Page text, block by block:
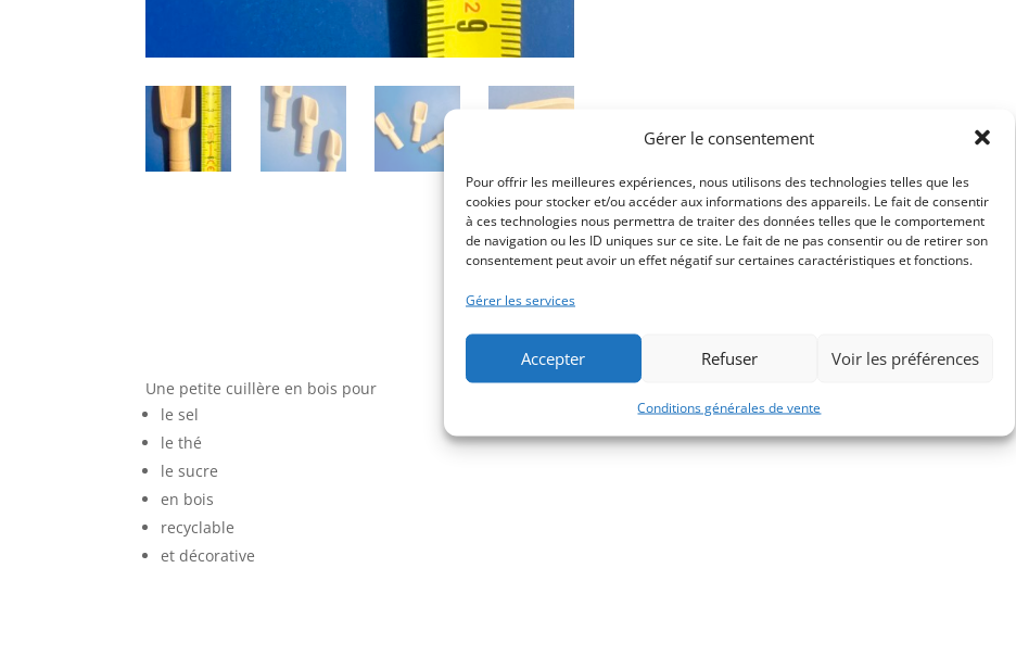
Gérer le consentement
Pour offrir les meilleures expériences, nous utilisons des technologies telles que les
cookies pour stocker et/ou accéder aux informations des appareils. Le fait de consentir
à ces technologies nous permettra de traiter des données telles que le comportement
de navigation ou les ID uniques sur ce site. Le fait de ne pas consentir ou de retirer son
consentement peut avoir un effet négatif sur certaines caractéristiques et fonctions.
Gérer les services
Accepter Refuser Voir les préférences
Conditions générales de vente
Une petite cuillère en bois pour
le sel
le thé
le sucre
en bois
recyclable
et décorative